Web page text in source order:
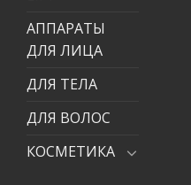
АППАРАТЫ
ДЛЯ ЛИЦА
ДЛЯ ТЕЛА
ДЛЯ ВОЛОС
КОСМЕТИКА